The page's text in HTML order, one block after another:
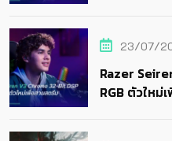
23/07/
Razer
RGB ตัวให